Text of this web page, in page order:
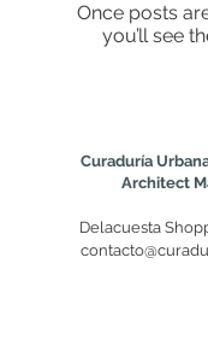
Once posts
you’ll see
Curaduría
Architect
Delacuesta